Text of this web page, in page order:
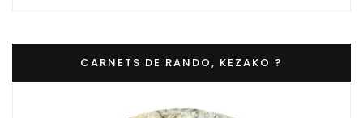
CARNETS DE RANDO, KEZAKO ?